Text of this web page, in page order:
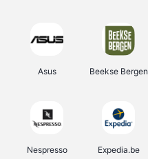
Asus Beekse Bergen
Nespresso Expedia.be